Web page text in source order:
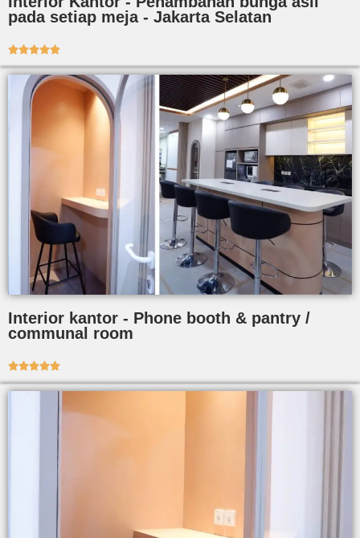
pada setiap meja - Jakarta Selatan

Interior kantor - Phone booth & pantry /
communal room
